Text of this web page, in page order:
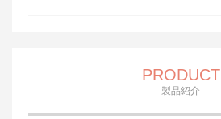
PRODUCT
製品紹介